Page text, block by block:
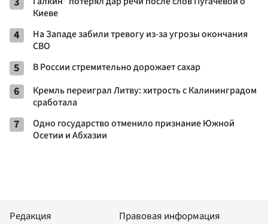
Киеве
4
На Западе забили тревогу из-за угрозы окончания
СВО
5 В России стремительно дорожает сахар
6
Кремль переиграл Литву: хитрость с Калининградом
сработала
7
Одно государство отменило признание Южной
Осетии и Абхазии
Редакция
Правовая информация